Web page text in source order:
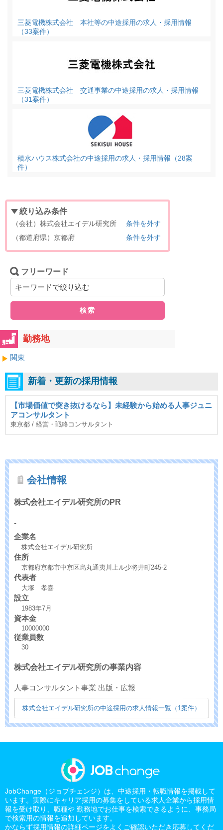
三菱電機株式会社 本社等の中途採用の求人・採用情報
（33案件）
三菱電機株式会社 交通事業の中途採用の求人・採用情報
（31案件）
積水ハウス株式会社の中途採用の求人・採用情報（28案
件）
絞り込み条件
（会社）株式会社エイデル研究所
条件を外す
（都道府県）京都府
条件を外す
フリーワード
検索
勤務地
関東
新着・更新の採用情報
【市場価値で突き抜けるなら】未経験から始める人事ジュニ
アコンサルタント
東京都 / 経営・戦略コンサルタント
会社情報
株式会社エイデル研究所のPR
-
企業名
株式会社エイデル研究所
住所
京都府京都市中京区烏丸通夷川上ル少将井町245-2
代表者
大塚 孝喜
設立
1983年7月
資本金
10000000
従業員数
30
株式会社エイデル研究所の事業内容
人事コンサルタント事業 出版・広報
株式会社エイデル研究所の中途採用の求人情報一覧（1案件）
JobChange（ジョブチェンジ）は、中途採用・転職情報を掲載して
います。実際にキャリア採用の募集をしている求人企業から採用情
報を受け取り、職種や 勤務地でお仕事を検索できるように、事務局
で検索用の情報を追加しています。
かならず採用情報の詳細ページをよくご確認いただき応募してくだ